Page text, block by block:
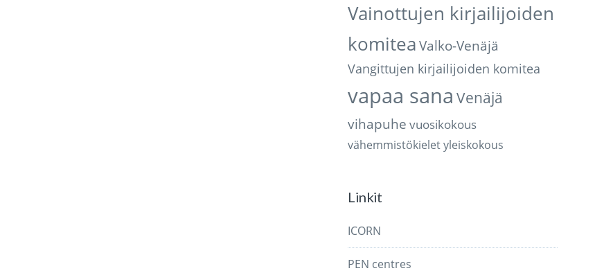
Vainottujen kirjailijoiden
komitea Valko-Venäjä
Vangittujen kirjailijoiden komitea
vapaa sana Venäjä
vihapuhe vuosikokous
vähemmistökieletyleiskokous
Linkit
ICORN
PEN centres